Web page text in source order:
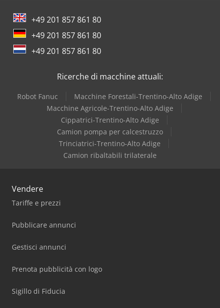
2 alzacristalli elettrici, specchietti elettrici, ABS, ASR,
bloccaggio del differenziale. Portata utile: 13.220 kg Peso a
vuoto: 12.780 kg Dodpfx Ahexl I Rfjkswa Dimensioni interne
allestimento: Lunghezza: 7,25 metri Larghezza: 2,48 metri
Asse di trascinamento: SOSPENSIONE PNEUMATICA +
+49 201 857 861 80
+49 201 857 861 80
+49 201 857 861 80
Ricerche di macchine attuali:
Robot Fanuc
Macchine Forestali-Trentino-Alto Adige
Macchine Agricole-Trentino-Alto Adige
Cippatrici-Trentino-Alto Adige
Camion pompa per calcestruzzo
Trinciatrici-Trentino-Alto Adige
Camion ribaltabili trilaterale
Vendere
Tariffe e prezzi
Pubblicare annunci
Gestisci annunci
Prenota pubblicità con logo
Sigillo di Fiducia